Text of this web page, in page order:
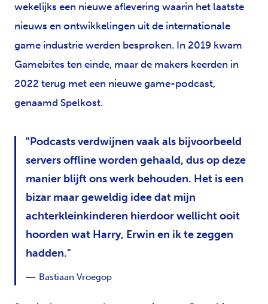
wekelijks een nieuwe aflevering waarin het laatste
nieuws en ontwikkelingen uit de internationale
game industrie werden besproken. In 2019 kwam
Gamebites ten einde, maar de makers keerden in
2022 terug met een nieuwe game-podcast,
genaamd Spelkost.
Podcasts verdwijnen vaak als bijvoorbeeld
servers offline worden gehaald, dus op deze
manier blijft ons werk behouden. Het is een
bizar maar geweldig idee dat mijn
achterkleinkinderen hierdoor wellicht ooit
hoorden wat Harry, Erwin en ik te zeggen
hadden.
Bastiaan Vroegop